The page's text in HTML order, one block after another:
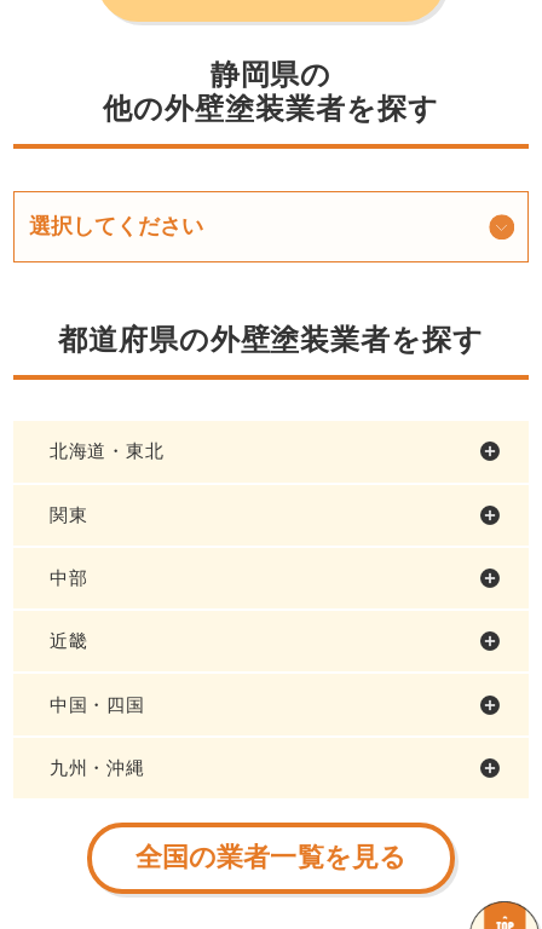
静岡県の
他の外壁塗装業者を探す
都道府県の外壁塗装業者を探す
北海道・東北
関東
中部
近畿
中国・四国
九州・沖縄
全国の業者一覧を見る